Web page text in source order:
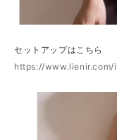
セットアップはこちら
https://www.lienir.com/